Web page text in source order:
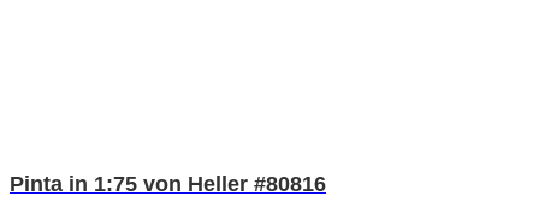
Pinta in 1:75 von Heller #80816